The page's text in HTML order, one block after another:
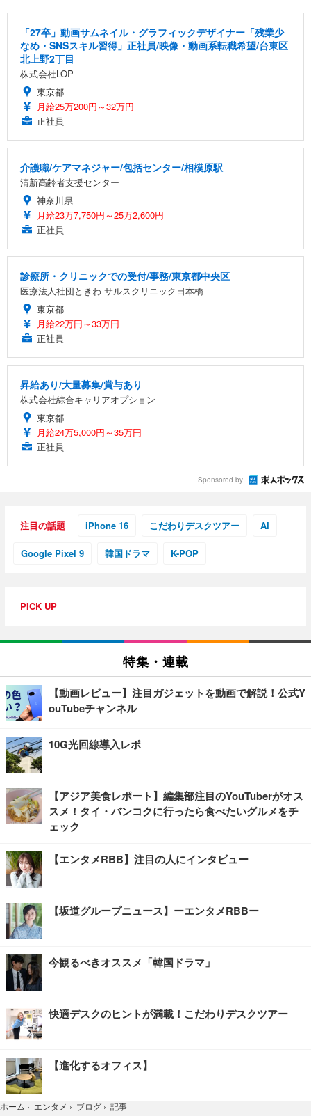
「27卒」動画サムネイル・グラフィックデザイナー「残業少
なめ・SNSスキル習得」正社員/映像・動画系転職希望/台東区
北上野2丁目
株式会社LOP
東京都
月給25万200円～32万円
正社員
介護職/ケアマネジャー/包括センター/相模原駅
清新高齢者支援センター
神奈川県
月給23万7,750円～25万2,600円
正社員
診療所・クリニックでの受付/事務/東京都中央区
医療法人社団ときわ サルスクリニック日本橋
東京都
月給22万円～33万円
正社員
昇給あり/大量募集/賞与あり
株式会社綜合キャリアオプション
東京都
月給24万5,000円～35万円
正社員
Sponsored by
注目の話題 iPhone 16 こだわりデスクツアー AI
Google Pixel 9 韓国ドラマ K-POP
PICK UP
特集・連載
【動画レビュー】注目ガジェットを動画で解説！公式Y
ouTubeチャンネル
10G光回線導入レポ
【アジア美食レポート】編集部注目のYouTuberがオス
スメ！タイ・バンコクに行ったら食べたいグルメをチ
ェック
【エンタメRBB】注目の人にインタビュー
【坂道グループニュース】ーエンタメRBBー
今観るべきオススメ「韓国ドラマ」
快適デスクのヒントが満載！こだわりデスクツアー
【進化するオフィス】
ホーム › エンタメ › ブログ › 記事